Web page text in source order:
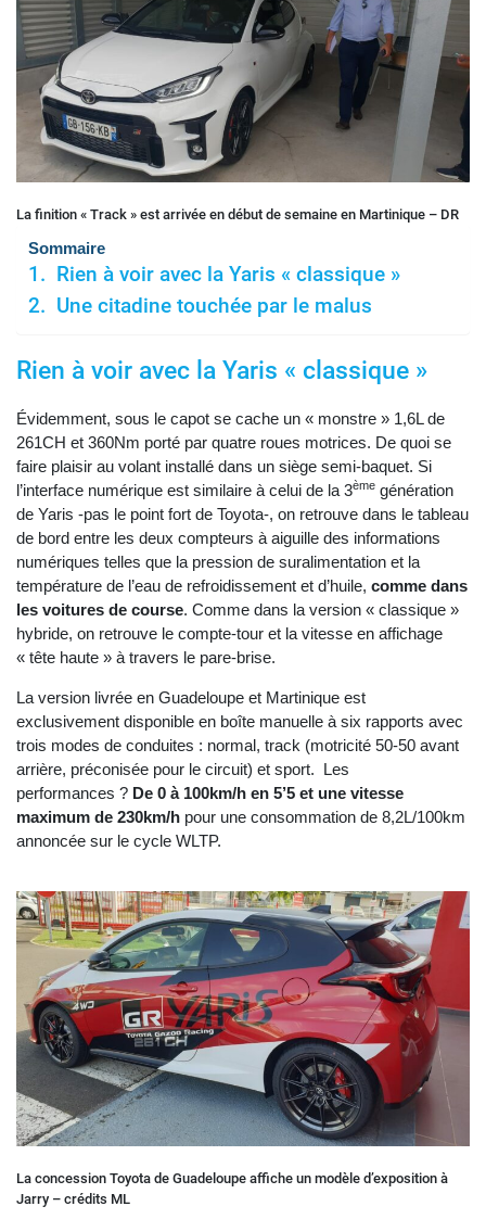
La finition « Track » est arrivée en début de semaine en Martinique – DR
Sommaire
Rien à voir avec la Yaris « classique »
Une citadine touchée par le malus
Rien à voir avec la Yaris « classique »
Évidemment, sous le capot se cache un « monstre » 1,6L de
261CH et 360Nm porté par quatre roues motrices. De quoi se
faire plaisir au volant installé dans un siège semi-baquet. Si
l’interface numérique est similaire à celui de la 3ème génération
de Yaris -pas le point fort de Toyota-, on retrouve dans le tableau
de bord entre les deux compteurs à aiguille des informations
numériques telles que la pression de suralimentation et la
température de l’eau de refroidissement et d’huile, comme dans
les voitures de course. Comme dans la version « classique »
hybride, on retrouve le compte-tour et la vitesse en affichage
« tête haute » à travers le pare-brise.
La version livrée en Guadeloupe et Martinique est
exclusivement disponible en boîte manuelle à six rapports avec
trois modes de conduites : normal, track (motricité 50-50 avant
arrière, préconisée pour le circuit) et sport. Les
performances ? De 0 à 100km/h en 5’5 et une vitesse
maximum de 230km/h pour une consommation de 8,2L/100km
annoncée sur le cycle WLTP.
La concession Toyota de Guadeloupe affiche un modèle d’exposition à
Jarry – crédits ML